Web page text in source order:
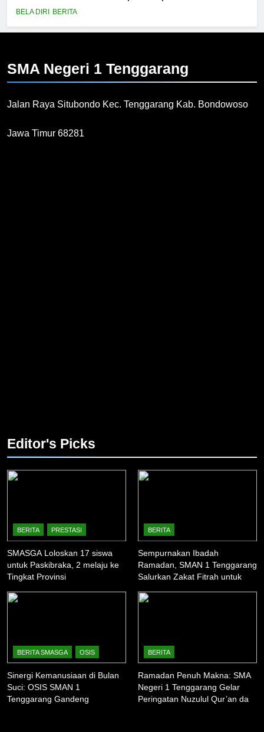
BELA DIRI BERITA
SMA Negeri 1 Tenggarang
Jalan Raya Situbondo Kec. Tenggarang Kab. Bondowoso
Jawa Timur 68281
Editor's Picks
BERITA PRESTASI
SMASGA Loloskan 17 siswa
untuk Paskibraka, 2 melaju ke
Tingkat Provinsi
BERITA
Sempurnakan Ibadah
Ramadan, SMAN 1 Tenggarang
Salurkan Zakat Fitrah untuk
BERITA SMASGA OSIS
Sinergi Kemanusiaan di Bulan
Suci: OSIS SMAN 1
Tenggarang Gandeng
BERITA
Ramadan Penuh Makna: SMA
Negeri 1 Tenggarang Gelar
Peringatan Nuzulul Qur’an dan